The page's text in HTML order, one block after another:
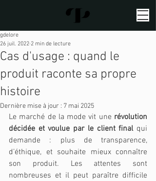
Cas d'usage : quand le
produit raconte sa propre
histoire
gdelore
26 juil. 2022 2 min de lecture
Dernière mise à jour : 7 mai 2025
Le marché de la mode vit une révolution
décidée et voulue par le client final qui
demande : plus de transparence,
d’éthique, et souhaite mieux connaître
son produit. Les attentes sont
nombreuses et il peut paraître difficile